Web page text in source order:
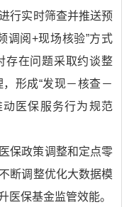
行实时筛查并推送预
调阅+现场核验”方式
存在问题采取约谈整
形成“发现－核查－
医保服务行为规范
保政策调整和定点零
断调整优化大数据模
医保基金监管效能。